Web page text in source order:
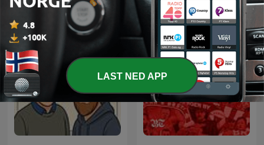
LAST NED APP